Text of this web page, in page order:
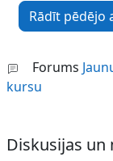
Forums
kursu
Diskusijas